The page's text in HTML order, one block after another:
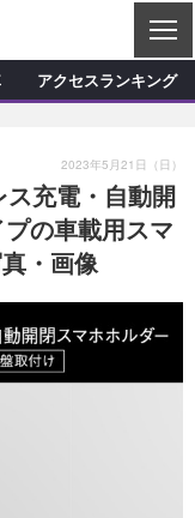
C
L
S
ショップ訪問記
デモカー製作記
マイズ新製品情報
グッズ新製品情報
アクセスランキング
充電・自動開
の車載用スマ
・画像
2023年5月21日（日）